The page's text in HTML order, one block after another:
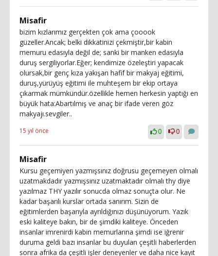
Misafir
bizim kızlarımız gerçekten çok ama çooook
güzeller.Ancak; belki dikkatinizi çekmiştir,bir kabin
memuru edasıyla değil de; sanki bir manken edasıyla
duruş sergiliyorlar.Eğer; kendimize özeleştiri yapacak
olursak,bir genç kıza yakışan hafif bir makyaj eğitimi,
duruş,yürüyüş eğitimi ile muhteşem bir ekip ortaya
çıkarmak mümkündür.özellikle hemen herkesin yaptığı en
büyük hata:Abartılmış ve anaç bir ifade veren göz
makyajı.sevgiler..
15 yıl önce 0 0
Misafir
Kursu geçemiyen yazmışsınız doğrusu geçemeyen olmalı
uzatmakdadır yazmışsınız uzatmaktadır olmalı thy diye
yazılmaz THY yazılır sonucda olmaz sonuçta olur. Ne
kadar başarılı kurslar ortada sanırım. Sizin de
eğitimlerden başarıyla ayrıldığınızı düşünüyorum. Yazık
eski kaliteye bakın, bir de şimdiki kaliteye. Önceden
insanlar imrenirdi kabin memurlarına şimdi ise iğrenir
duruma geldi bazı insanlar bu duyulan çeşitli haberlerden
sonra afrika da çeşitli işler deneyenler ve daha nice kayıt